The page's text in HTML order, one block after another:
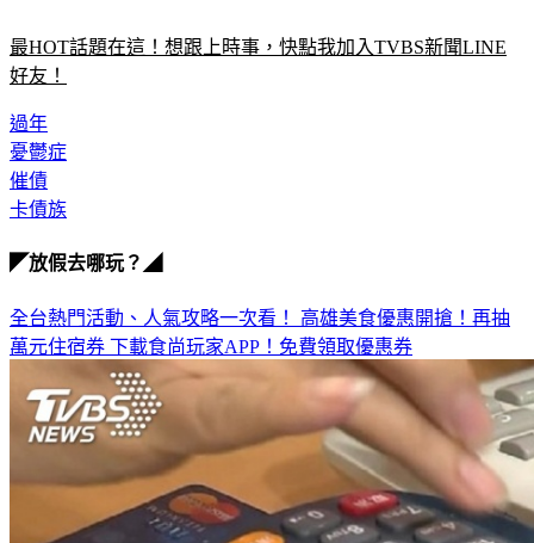
最HOT話題在這！想跟上時事，快點我加入TVBS新聞LINE
好友！
過年
憂鬱症
催債
卡債族
◤放假去哪玩？◢
全台熱門活動、人氣攻略一次看！ 高雄美食優惠開搶！再抽
萬元住宿券 下載食尚玩家APP！免費領取優惠券